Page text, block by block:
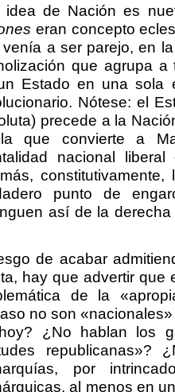
idea de Nación es
eran concepto
a ser parejo, en
que agrupa a
Estado en una sola
Nótese: el
precede a la
que convierte a
nacional
punto de
así de la
de acabar
hay que advertir que
de la
no son
¿No hablan los
republicanas»?
por
al menos en